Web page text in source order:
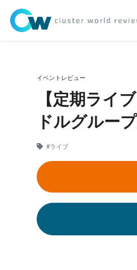
イベントレビュー
【定期ライ
ドルグルー
#ライブ